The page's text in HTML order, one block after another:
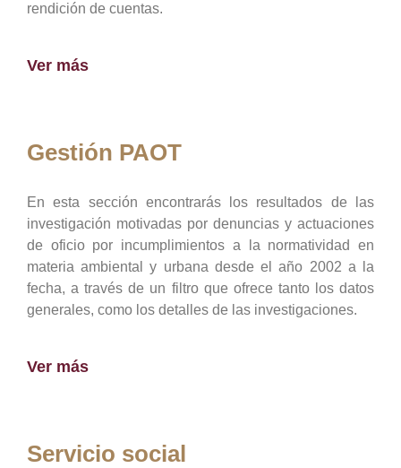
rendición de cuentas.
Ver más
Gestión PAOT
En esta sección encontrarás los resultados de las
investigación motivadas por denuncias y actuaciones
de oficio por incumplimientos a la normatividad en
materia ambiental y urbana desde el año 2002 a la
fecha, a través de un filtro que ofrece tanto los datos
generales, como los detalles de las investigaciones.
Ver más
Servicio social